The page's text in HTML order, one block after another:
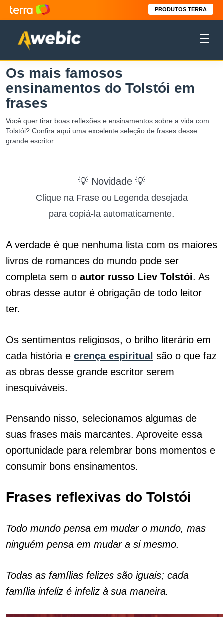
PRODUTOS TERRA
Os mais famosos
ensinamentos do Tolstói em
frases
Você quer tirar boas reflexões e ensinamentos sobre a vida com
Tolstói? Confira aqui uma excelente seleção de frases desse
grande escritor.
💡 Novidade 💡
Clique na Frase ou Legenda desejada
para copiá-la automaticamente.
A verdade é que nenhuma lista com os maiores
livros de romances do mundo pode ser
completa sem o autor russo Liev Tolstói. As
obras desse autor é obrigação de todo leitor
ter.
Os sentimentos religiosos, o brilho literário em
cada história e crença espiritual são o que faz
as obras desse grande escritor serem
inesquiváveis.
Pensando nisso, selecionamos algumas de
suas frases mais marcantes. Aproveite essa
oportunidade para relembrar bons momentos e
consumir bons ensinamentos.
Frases reflexivas do Tolstói
Todo mundo pensa em mudar o mundo, mas
ninguém pensa em mudar a si mesmo.
Todas as famílias felizes são iguais; cada
família infeliz é infeliz à sua maneira.